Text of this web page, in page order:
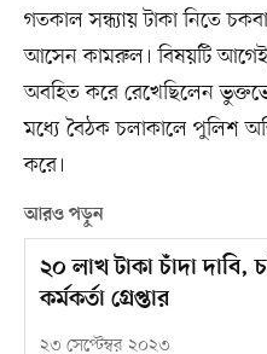
গতকাল সন্ধ্যায় টাকা নিতে
আসেন কামরুল। বিষয়টি
অবহিত করে রেখেছিলেন
মধ্যে বৈঠক চলাকালে পুলিশ
করে।
আরও পড়ুন
২০ লাখ টাকা চাঁদা দাবি,
কর্মকর্তা গ্রেপ্তার
২৩ সেপ্টেম্বর ২০২৩